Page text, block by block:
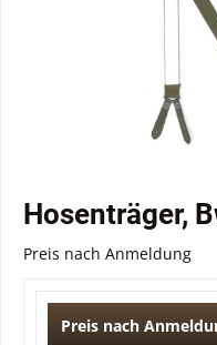
Hosenträger,
Preis nach Anmeldung
Preis nach